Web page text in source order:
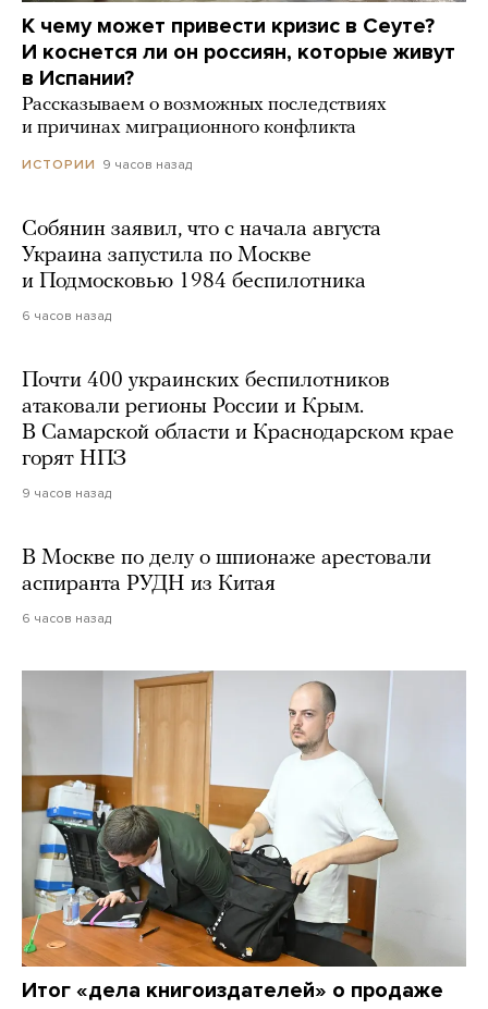
К чему может привести кризис в Сеуте?
И коснется ли он россиян, которые живут
в Испании?
Рассказываем о возможных последствиях
и причинах миграционного конфликта
ИСТОРИИ 9 часов назад
Собянин заявил, что с начала августа
Украина запустила по Москве
и Подмосковью 1984 беспилотника
6 часов назад
Почти 400 украинских беспилотников
атаковали регионы России и Крым.
В Самарской области и Краснодарском крае
горят НПЗ
9 часов назад
В Москве по делу о шпионаже арестовали
аспиранта РУДН из Китая
6 часов назад
Итог «дела книгоиздателей» о продаже